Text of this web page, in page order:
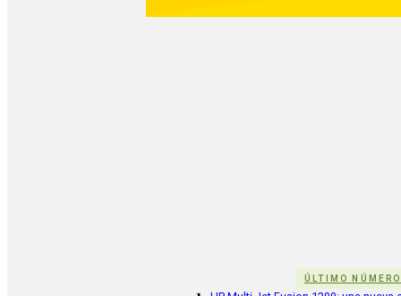
ÚLTIMO NÚMERO